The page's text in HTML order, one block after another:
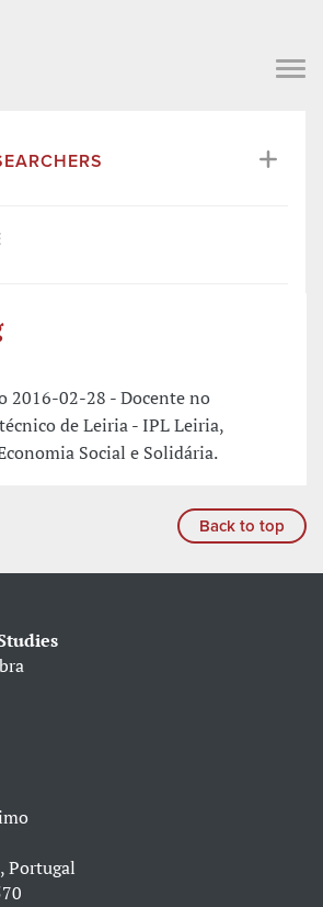
2016-02-28 - Docente no
de Leiria - IPL Leiria,
Social e Solidária.
Back to top
Portugal